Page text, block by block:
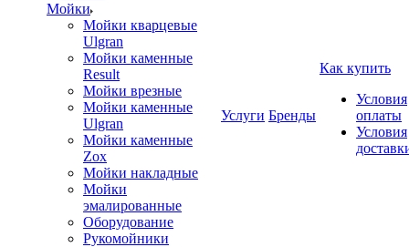
Мойки
Мойки кварцевые
Ulgran
Мойки каменные
Result
Мойки врезные
Мойки каменные
Ulgran
Мойки каменные
Zox
Мойки накладные
Мойки
эмалированные
Оборудование
Рукомойники
Услуги Бренды
Как купить
Условия
оплаты
Условия